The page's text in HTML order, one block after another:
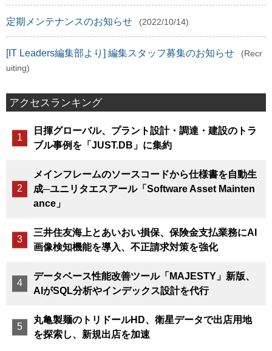
定期メンテナンスのお知らせ (2022/10/14)
[IT Leaders編集部より] 編集スタッフ募集のお知らせ
(Recr
uiting)
アクセスランキング
日揮グローバル、プラント設計・調達・建設のトラ
ブル事例を「JUST.DB」に集約
メインフレームのソースコードから仕様書を自動生
成─ユニリタエスアール「Software Asset Mainten
ance」
三井住友海上とあいおい損保、保険金支払業務にAI
画像検知機能を導入、不正請求対策を強化
データベース性能改善ツール「MAJESTY」新版、
AIがSQL分析やインデックス設計を代行
丸亀製麺のトリドールHD、衛星データで出店用地
を探索し、新規出店を加速